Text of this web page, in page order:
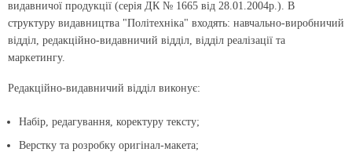
видавничої продукції (серія ДК № 1665 від 28.01.2004р.). В
структуру видавництва "Політехніка" входять: навчально-виробничий
відділ, редакційно-видавничий відділ, відділ реалізації та
маркетингу.
Редакційно-видавничий відділ виконує:
Набір, редагування, коректуру тексту;
Верстку та розробку оригінал-макета;